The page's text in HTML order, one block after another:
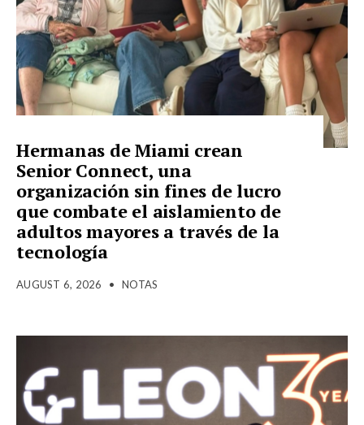
Hermanas de Miami crean
Senior Connect, una
organización sin fines de lucro
que combate el aislamiento de
adultos mayores a través de la
tecnología
AUGUST 6, 2026 • NOTAS